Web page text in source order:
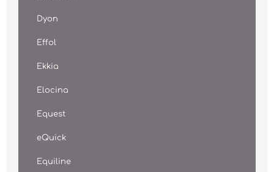
Dyon
Effol
Ekkia
Elocina
Equest
eQuick
Equiline